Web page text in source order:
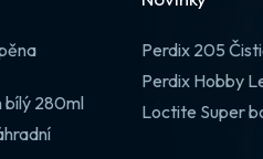
bílý 280ml
Perdix 205
Perdix Hobby
Loctite Super